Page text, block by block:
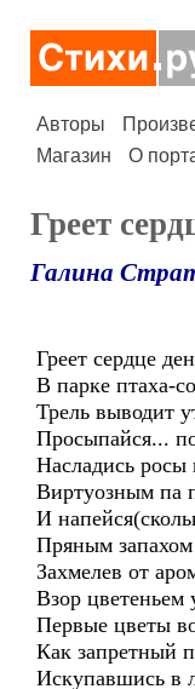
Авторы
Магазин
О
Греет
Галина
Греет сердце
В парке птаха-
Трель выводит
Просыпайся...
Насладись росы
Виртуозным па
И
Пряным
Захмелев от
Взор цветеньем
Первые цветы
Как запретный
Искупавшись в